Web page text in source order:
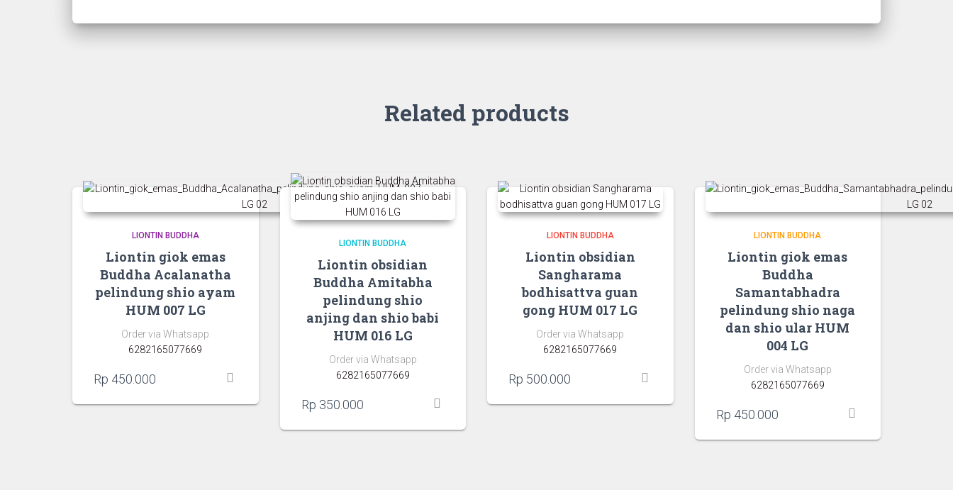
Related products
LIONTIN BUDDHA
Liontin giok emas
Buddha Acalanatha
pelindung shio ayam
HUM 007 LG
Order via Whatsapp
6282165077669
Rp 450.000
LIONTIN BUDDHA
Liontin obsidian
Buddha Amitabha
pelindung shio
anjing dan shio babi
HUM 016 LG
Order via Whatsapp
6282165077669
Rp 350.000
LIONTIN BUDDHA
Liontin obsidian
Sangharama
bodhisattva guan
gong HUM 017 LG
Order via Whatsapp
6282165077669
Rp 500.000
LIONTIN BUDDHA
Liontin giok emas
Buddha
Samantabhadra
pelindung shio naga
dan shio ular HUM
004 LG
Order via Whatsapp
6282165077669
Rp 450.000